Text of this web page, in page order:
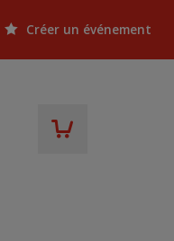
Créer un événement